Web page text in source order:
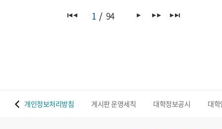
1 94
개인정보처리방침 게시판 운영세칙 대학정보공시 대